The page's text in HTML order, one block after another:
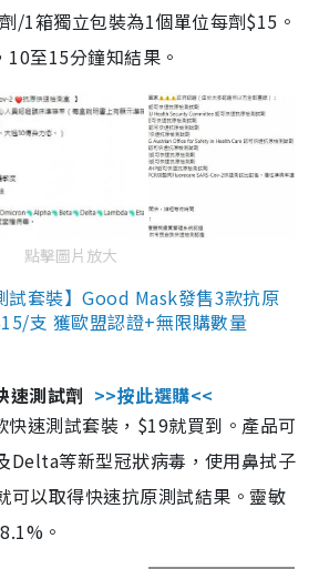
/1箱獨立包裝為1個單位每劑$15。
至15分鐘知結果。
點擊圖片放大
試套裝】Good Mask發售3款抗原
支 獲歐盟認證+無限購數量
速測試劑 >>按此選購<<
快速測試套裝，$19就買到。產品可
Delta等新型冠狀病毒，使用鼻拭子
可以取得快速抗原測試結果。靈敏
。